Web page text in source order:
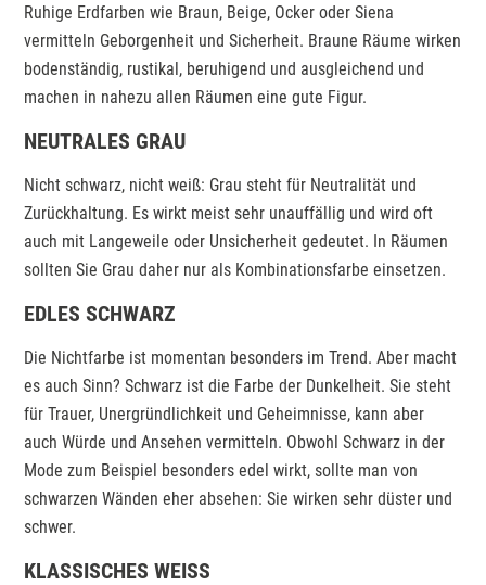
Ruhige Erdfarben wie Braun, Beige, Ocker oder Siena
vermitteln Geborgenheit und Sicherheit. Braune Räume wirken
bodenständig, rustikal, beruhigend und ausgleichend und
machen in nahezu allen Räumen eine gute Figur.
NEUTRALES GRAU
Nicht schwarz, nicht weiß: Grau steht für Neutralität und
Zurückhaltung. Es wirkt meist sehr unauffällig und wird oft
auch mit Langeweile oder Unsicherheit gedeutet. In Räumen
sollten Sie Grau daher nur als Kombinationsfarbe einsetzen.
EDLES SCHWARZ
Die Nichtfarbe ist momentan besonders im Trend. Aber macht
es auch Sinn? Schwarz ist die Farbe der Dunkelheit. Sie steht
für Trauer, Unergründlichkeit und Geheimnisse, kann aber
auch Würde und Ansehen vermitteln. Obwohl Schwarz in der
Mode zum Beispiel besonders edel wirkt, sollte man von
schwarzen Wänden eher absehen: Sie wirken sehr düster und
schwer.
KLASSISCHES WEISS